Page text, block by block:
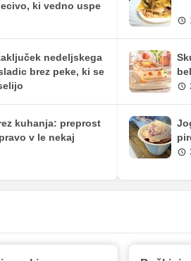
ki vedno uspe
nedeljskega
brez peke, ki se
kuhanja: preprost
v le nekaj